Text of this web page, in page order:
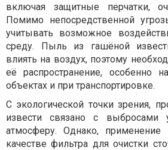
включая защитные перчатки,
Помимо непосредственной
учитывать возможное
среду. Пыль из гашёной
влиять на воздух, поэтому
её распространение, особенно
объектах и при транспортировке.
С экологической точки зрения,
извести связано с выбросами
атмосферу. Однако,
качестве фильтра для очистки